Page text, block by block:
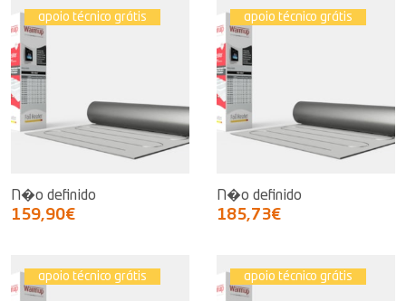
apoio técnico grátis
N�o definido
159,90€
apoio técnico grátis
N�o definido
185,73€
apoio técnico grátis apoio técnico grátis